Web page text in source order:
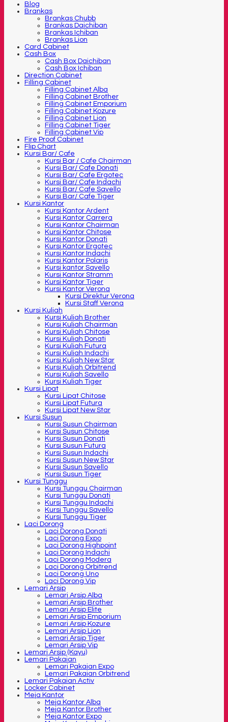
Blog
Brankas
Brankas Chubb
Brankas Daichiban
Brankas Ichiban
Brankas Lion
Card Cabinet
Cash Box
Cash Box Daichiban
Cash Box Ichiban
Direction Cabinet
Filling Cabinet
Filling Cabinet Alba
Filling Cabinet Brother
Filling Cabinet Emporium
Filling Cabinet Kozure
Filling Cabinet Lion
Filling Cabinet Tiger
Filling Cabinet Vip
Fire Proof Cabinet
Flip Chart
Kursi Bar/ Cafe
Kursi Bar / Cafe Chairman
Kursi Bar/ Cafe Donati
Kursi Bar/ Cafe Ergotec
Kursi Bar/ Cafe Indachi
Kursi Bar/ Cafe Savello
Kursi Bar/ Cafe Tiger
Kursi Kantor
Kursi Kantor Ardent
Kursi Kantor Carrera
Kursi Kantor Chairman
Kursi Kantor Chitose
Kursi Kantor Donati
Kursi Kantor Ergotec
Kursi Kantor Indachi
Kursi Kantor Polaris
Kursi kantor Savello
Kursi Kantor Stramm
Kursi Kantor Tiger
Kursi Kantor Verona
Kursi Direktur Verona
Kursi Staff Verona
Kursi Kuliah
Kursi Kuliah Brother
Kursi Kuliah Chairman
Kursi Kuliah Chitose
Kursi Kuliah Donati
Kursi Kuliah Futura
Kursi Kuliah Indachi
Kursi Kuliah New Star
Kursi Kuliah Orbitrend
Kursi Kuliah Savello
Kursi Kuliah Tiger
Kursi Lipat
Kursi Lipat Chitose
Kursi Lipat Futura
Kursi Lipat New Star
Kursi Susun
Kursi Susun Chairman
Kursi Susun Chitose
Kursi Susun Donati
Kursi Susun Futura
Kursi Susun Indachi
Kursi Susun New Star
Kursi Susun Savello
Kursi Susun Tiger
Kursi Tunggu
Kursi Tunggu Chairman
Kursi Tunggu Donati
Kursi Tunggu Indachi
Kursi Tunggu Savello
Kursi Tunggu Tiger
Laci Dorong
Laci Dorong Donati
Laci Dorong Expo
Laci Dorong Highpoint
Laci Dorong Indachi
Laci Dorong Modera
Laci Dorong Orbitrend
Laci Dorong Uno
Laci Dorong Vip
Lemari Arsip
Lemari Arsip Alba
Lemari Arsip Brother
Lemari Arsip Elite
Lemari Arsip Emporium
Lemari Arsip Kozure
Lemari Arsip Lion
Lemari Arsip Tiger
Lemari Arsip Vip
Lemari Arsip (Kayu)
Lemari Pakaian
Lemari Pakaian Expo
Lemari Pakaian Orbitrend
Lemari Pakaian Activ
Locker Cabinet
Meja Kantor
Meja Kantor Alba
Meja Kantor Brother
Meja Kantor Expo